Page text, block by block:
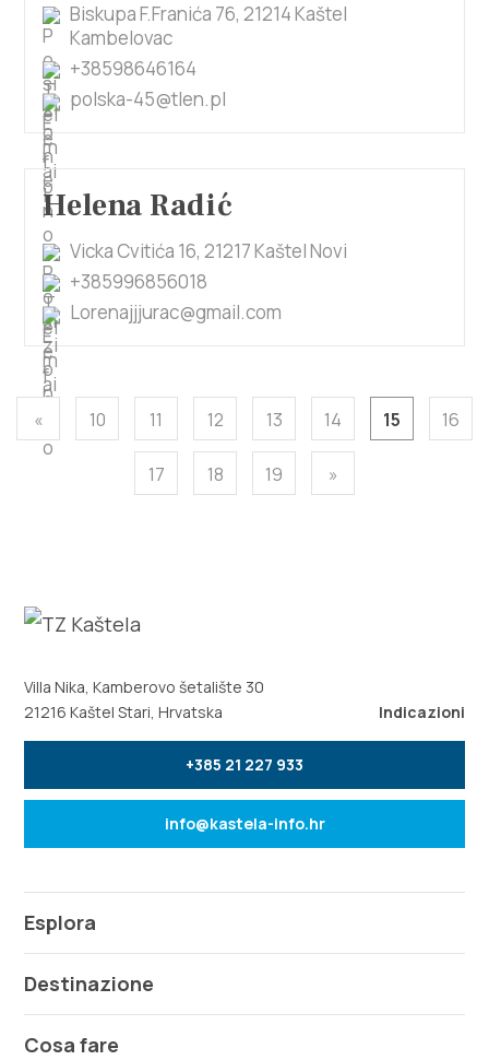
Biskupa F.Franića 76, 21214 Kaštel
Kambelovac
+38598646164
polska-45@tlen.pl
Helena Radić
Vicka Cvitića 16, 21217 Kaštel Novi
+385996856018
Lorenajjjurac@gmail.com
« 10 11 12 13 14 15 16
17 18 19 »
Villa Nika, Kamberovo šetalište 30
21216 Kaštel Stari, Hrvatska
Indicazioni
+385 21 227 933
info@kastela-info.hr
Esplora
Destinazione
Cosa fare